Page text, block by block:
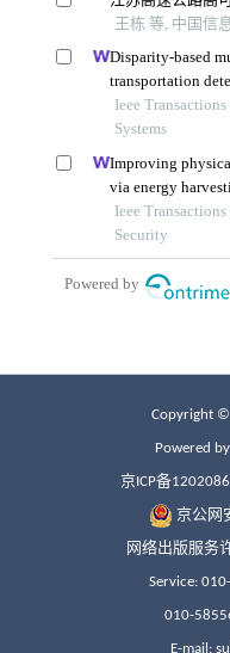
Copyright ©
Powered
京ICP备
京公网
网络出版服务
Service:
010-
E-mail: